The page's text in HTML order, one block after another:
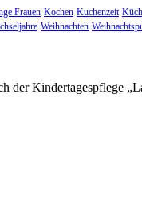
Frauen Kochen Kuchenzeit
Weihnachten
Kindertagespflege